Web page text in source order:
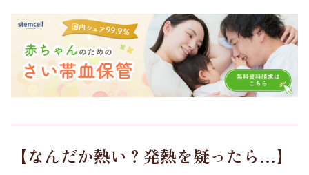
【なんだか熱い？発熱を疑ったら…】